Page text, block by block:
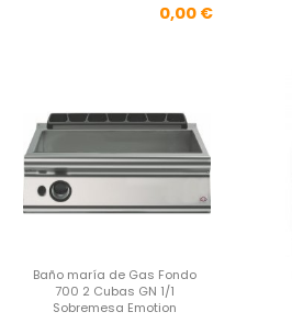
Precio
0,00 €
Baño maría de Gas Fondo
700 2 Cubas GN 1/1
Sobremesa Emotion